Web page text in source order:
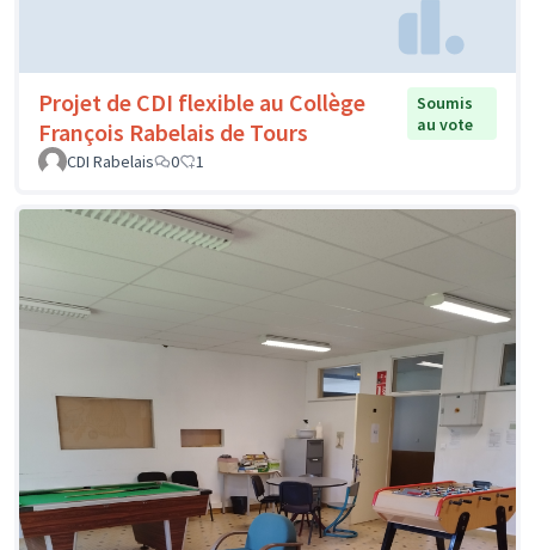
Projet de CDI flexible au Collège
François Rabelais de Tours
Soumis
au vote
CDI Rabelais
0 1